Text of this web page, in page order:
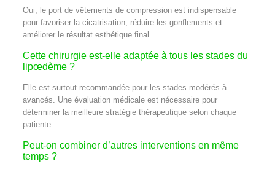
Oui, le port de vêtements de compression est indispensable
pour favoriser la cicatrisation, réduire les gonflements et
améliorer le résultat esthétique final.
Cette chirurgie est-elle adaptée à tous les stades du
lipœdème ?
Elle est surtout recommandée pour les stades modérés à
avancés. Une évaluation médicale est nécessaire pour
déterminer la meilleure stratégie thérapeutique selon chaque
patiente.
Peut-on combiner d’autres interventions en même
temps ?